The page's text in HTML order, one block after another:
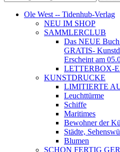
Ole West -- Tidenhub-Verlag
NEU IM SHOP
SAMMLERCLUB
Das NEUE
GRATIS-
Erscheint am
LETTERBOX-
KUNSTDRUCKE
LIMITIERTE
Leuchttürme
Schiffe
Maritimes
Bewohner der
Städte,
Blumen
SCHON FERTIG